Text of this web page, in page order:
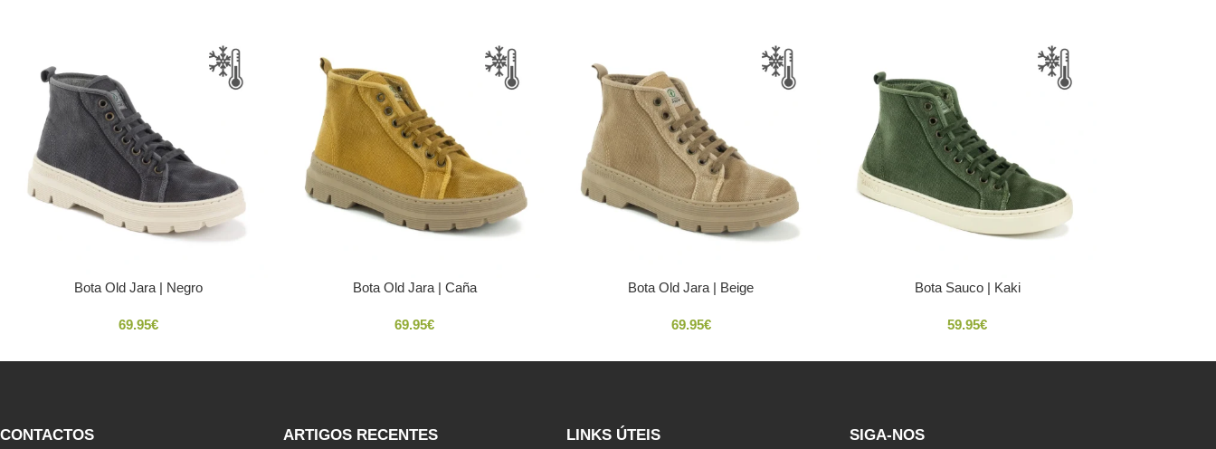
Bota Old Jara | Negro
69.95€
Bota Old Jara | Caña
69.95€
Bota Old Jara | Beige
69.95€
Bota Sauco | Kaki
59.95€
CONTACTOS ARTIGOS RECENTES LINKS ÚTEIS SIGA-NOS